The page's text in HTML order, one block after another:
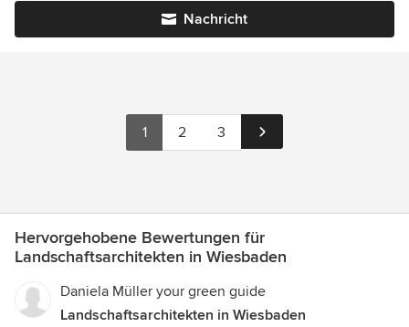
Nachricht
1 2 3
Hervorgehobene Bewertungen für
Landschaftsarchitekten in Wiesbaden
Daniela Müller your green guide
Landschaftsarchitekten in Wiesbaden